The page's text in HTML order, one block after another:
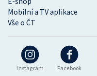
Instagram Facebook
Mobilní a TV aplikace
Vše o ČT